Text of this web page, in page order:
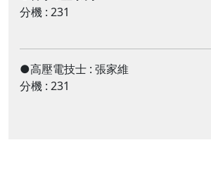
分機 : 231
●高壓電技士 : 張家維
分機 : 231